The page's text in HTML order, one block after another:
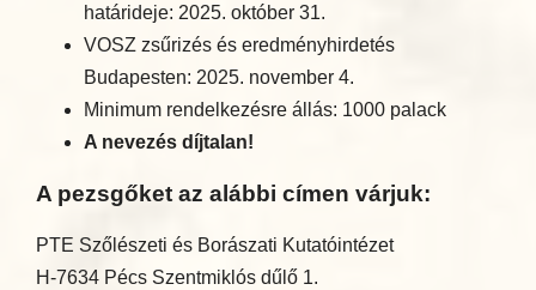
határideje: 2025. október 31.
VOSZ zsűrizés és eredményhirdetés
Budapesten: 2025. november 4.
Minimum rendelkezésre állás: 1000 palack
A nevezés díjtalan!
A pezsgőket az alábbi címen várjuk:
PTE Szőlészeti és Borászati Kutatóintézet
H-7634 Pécs Szentmiklós dűlő 1.